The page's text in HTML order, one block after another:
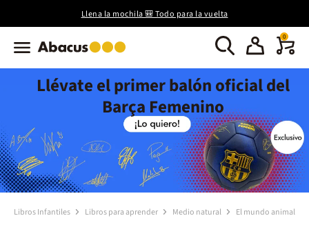
Llena la mochila 🎒 Todo para la vuelta
0
Llévate el primer balón oficial del
Barça Femenino
Libros Infantiles Libros para aprender Medio natural El mundo animal